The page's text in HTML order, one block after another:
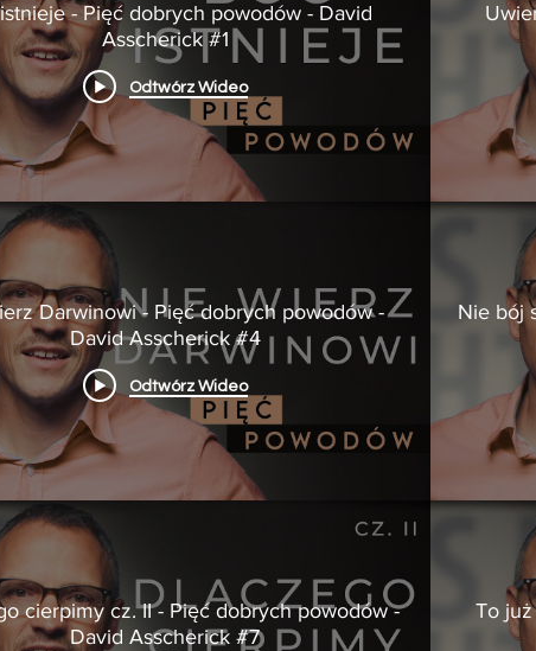
- Pięć dobrych powodów - David
Asscherick #1
Odtwórz Wideo
Darwinowi - Pięć dobrych powodów -
David Asscherick #4
Odtwórz Wideo
Nie bój
cierpimy cz. II - Pięć dobrych powodów -
David Asscherick #7
To